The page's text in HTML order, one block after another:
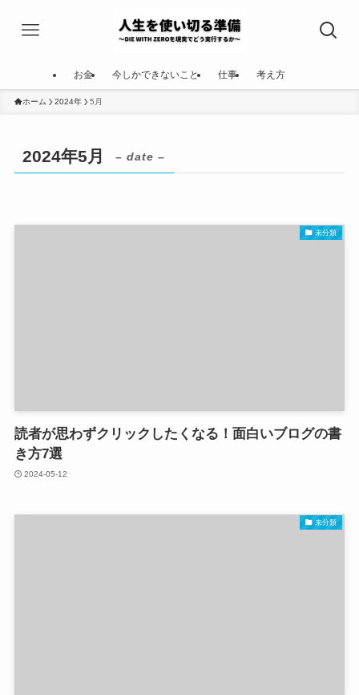
お金 今しかできないこと 仕事 考え方
ホーム 2024年 5月
2024年5月 – date –
未分類
読者が思わずクリックしたくなる！面白いブログの書
き方7選
2024-05-12
未分類